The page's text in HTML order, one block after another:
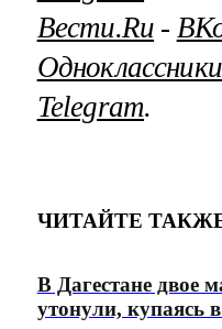
Вести.Ru ‐
Одноклассники
Telegram.
ЧИТАЙТЕ
В Дагестане двое
утонули, купаясь